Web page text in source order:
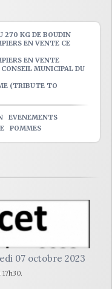
270 KG DE BOUDIN
EN VENTE CE
EN VENTE
MUNICIPAL DU
(TRIBUTE TO
EVENEMENTS
POMMES
07 octobre 2023